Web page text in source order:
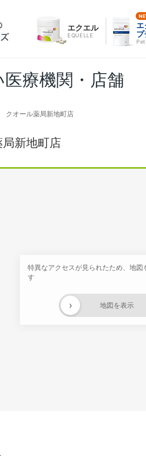
エクエル
EQUELLE
プ
医療機関・店舗
クオール薬局新地町店
新地町店
特異なアクセスが見られたため、地図
す
地図を表示
›